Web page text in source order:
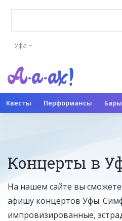
Уфа
Квесты Перформансы Бары
Концерты в
На нашем сайте вы
афишу концертов Уфы.
импровизированные,